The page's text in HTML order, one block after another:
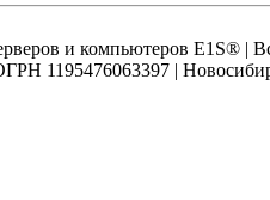
и компьютеров E1S® |
1195476063397 |